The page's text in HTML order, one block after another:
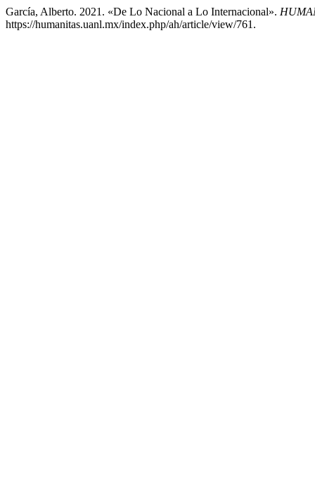
García, Alberto. 2021. «De Lo Nacional a Lo Internacional».
https://humanitas.uanl.mx/index.php/ah/article/view/761.